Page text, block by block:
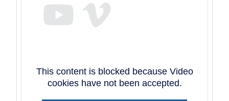
This content is blocked because Video
cookies have not been accepted.